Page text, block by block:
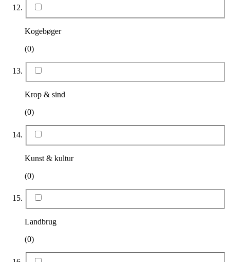
Kogebøger
(0)
Krop & sind
(0)
Kunst & kultur
(0)
Landbrug
(0)